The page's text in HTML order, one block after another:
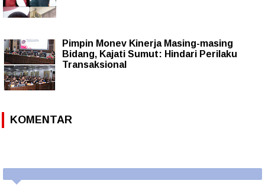
Pimpin Monev Kinerja Masing-masing
Bidang, Kajati Sumut: Hindari Perilaku
Transaksional
KOMENTAR